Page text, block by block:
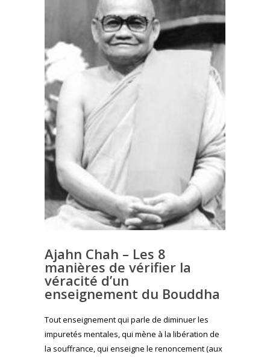
Ajahn Chah – Les 8
manières de vérifier la
véracité d’un
enseignement du Bouddha
Tout enseignement qui parle de diminuer les
impuretés mentales, qui mène à la libération de
la souffrance, qui enseigne le renoncement (aux